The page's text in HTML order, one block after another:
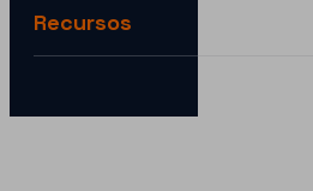
¿Cómo puedo preparar mi estrategia
Recursos